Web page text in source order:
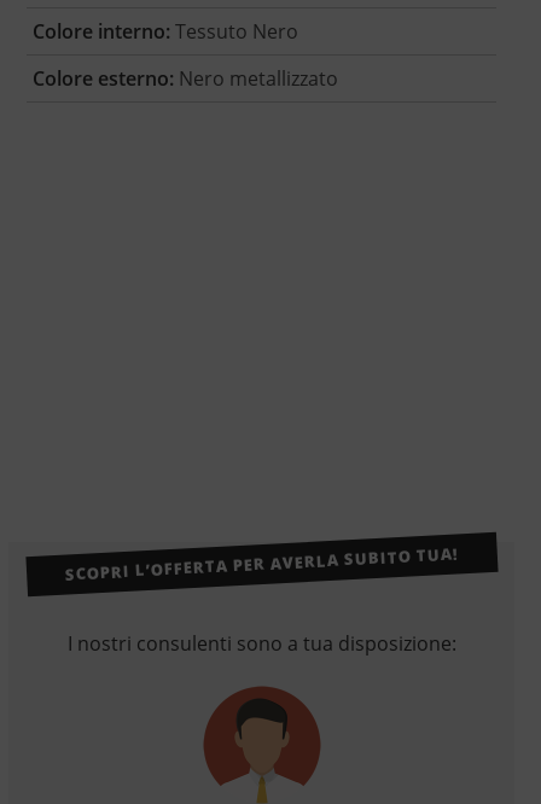
Colore interno: Tessuto Nero
Colore esterno: Nero metallizzato
SCOPRI L’OFFERTA PER AVERLA SUBITO TUA!
I nostri consulenti sono a tua disposizione: